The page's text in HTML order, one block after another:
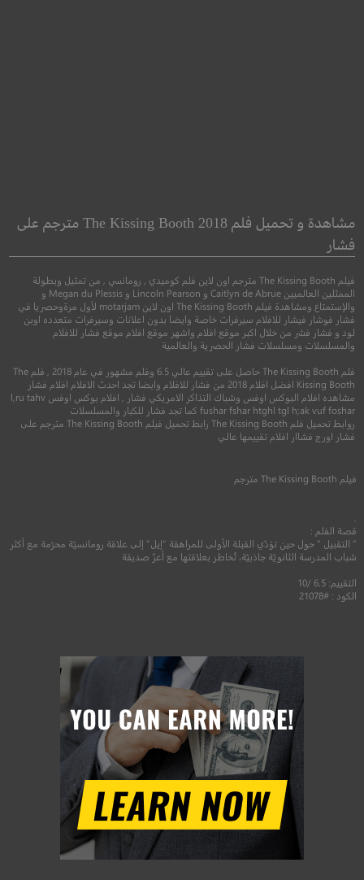
King
ملك الخواتم : عودة الملك
اكشن●مغامرة●فنتاسيا
الشعوذة: الطقوس
رعب●غموض
مشاهدة و تحميل فلم The Kissing Booth 2018 مترجم على
فشار
فيلم The Kissing Booth مترجم اون لاين فلم كوميدي , رومانسي , من تمثيل وبطولة
الممثلين العالميين Caitlyn de Abrue و Lincoln Pearson و Megan du Plessis و
والإستمتاع ومشاهدة فيلم The Kissing Booth اون لاين motarjam لأول مرةوحصريا في
فشار فوشار فيشار للافلام سيرفرات خاصة وايضا بدون اعلانات وسيرفرات متعدده اوبن
لود و فشار فشر من خلال اكبر موقع افلام واشهر موقع افلام موقع فشار للافلام
والمسلسلات ومسلسلات فشار الحصرية والعالمية
فلم The Kissing Booth حاصل على تقييم عالي 6.5 وفلم مشهور في عام 2018 , فلم The
Kissing Booth افضل افلام 2018 من فشار للافلام وايضا تجد احدث الافلام افلام فشار
مشاهده افلام البوكس اوفس وشباك التذاكر الامريكي فشار , افلام بوكس اوفس l,ru tahv
fushar fshar htghl tgl h;ak vuf foshar كما تجد فشار للكبار والمسلسلات
روابط تحميل فلم The Kissing Booth رابط تحميل فيلم The Kissing Booth مترجم على
فشار اورج فشاار افلام تقييمها عالي
فيلم The Kissing Boothمترجم
قصة الفلم :
” التقبيل ” حول حين تؤدّي القبلة الأولى للمراهقة “إيل” إلى علاقة رومانسيّة محرّمة مع أكثر
شباب المدرسة الثانويّة جاذبيّة، تُخاطر بعلاقتها مع أعزّ صديقة
التقييم: 6.5 /10
الكود : #21078